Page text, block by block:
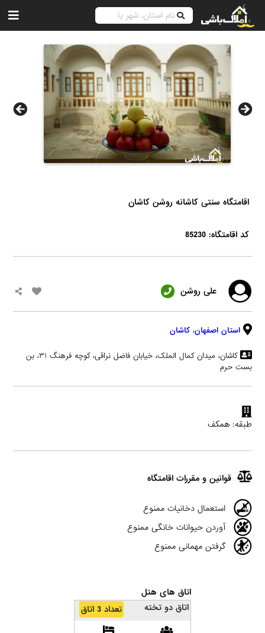
اقامتگاه سنتی کاشانه روشن کاشان
کد اقامتگاه: 85230
علی روشن
استان اصفهان، کاشان
کاشان، میدان کمال الملک، خیابان فاضل نراقی، کوچه فرهنگ ۳۱، بن
بست حرم
طبقه: همکف
قوانین و مقررات اقامتگاه
استعمال دخانیات ممنوع
آوردن حیوانات خانگی ممنوع
گرفتن مهمانی ممنوع
اتاق های هتل
اتاق دو تخته
تعداد 3 اتاق